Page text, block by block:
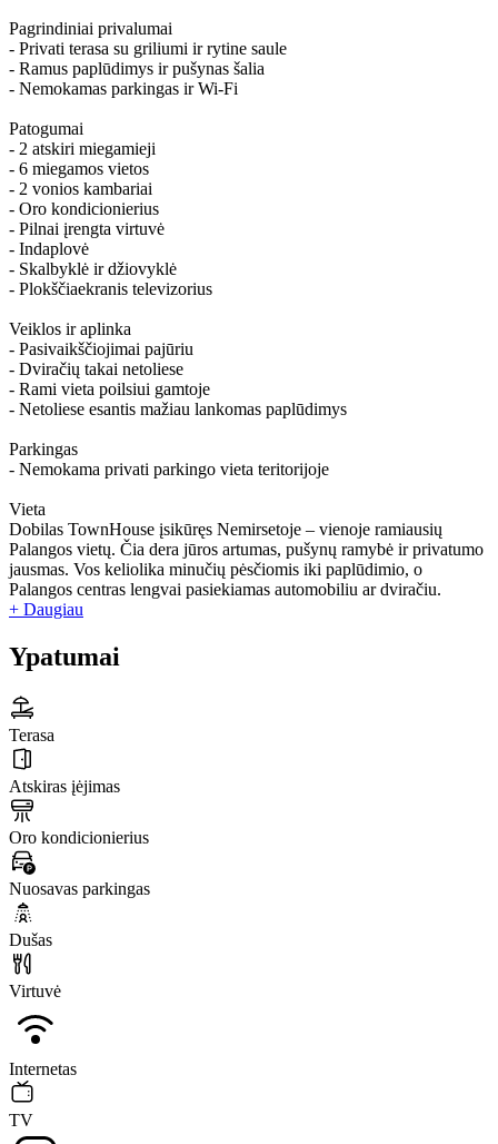
Pagrindiniai privalumai
- Privati terasa su griliumi ir rytine saule
- Ramus paplūdimys ir pušynas šalia
- Nemokamas parkingas ir Wi-Fi
Patogumai
- 2 atskiri miegamieji
- 6 miegamos vietos
- 2 vonios kambariai
- Oro kondicionierius
- Pilnai įrengta virtuvė
- Indaplovė
- Skalbyklė ir džiovyklė
- Plokščiaekranis televizorius
Veiklos ir aplinka
- Pasivaikščiojimai pajūriu
- Dviračių takai netoliese
- Rami vieta poilsiui gamtoje
- Netoliese esantis mažiau lankomas paplūdimys
Parkingas
- Nemokama privati parkingo vieta teritorijoje
Vieta
Dobilas TownHouse įsikūręs Nemirsetoje – vienoje ramiausių
Palangos vietų. Čia dera jūros artumas, pušynų ramybė ir privatumo
jausmas. Vos keliolika minučių pėsčiomis iki paplūdimio, o
Palangos centras lengvai pasiekiamas automobiliu ar dviračiu.
+ Daugiau
Ypatumai
Terasa
Atskiras įėjimas
Oro kondicionierius
Nuosavas parkingas
Dušas
Virtuvė
Internetas
TV